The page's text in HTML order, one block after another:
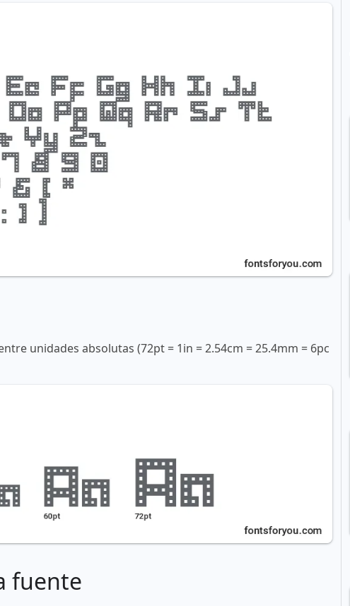
unidades absolutas (72pt = 1in = 2.54cm = 25.4mm = 6pc
fuente